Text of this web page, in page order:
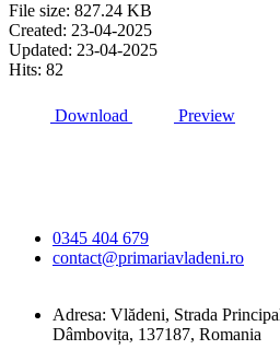
File size: 827.24 KB
Created: 23-04-2025
Updated: 23-04-2025
Hits: 82
Download Preview
0345 404 679
contact@primariavladeni.ro
Adresa: Vlădeni, Strada
Dâmbovița, 137187, Romania